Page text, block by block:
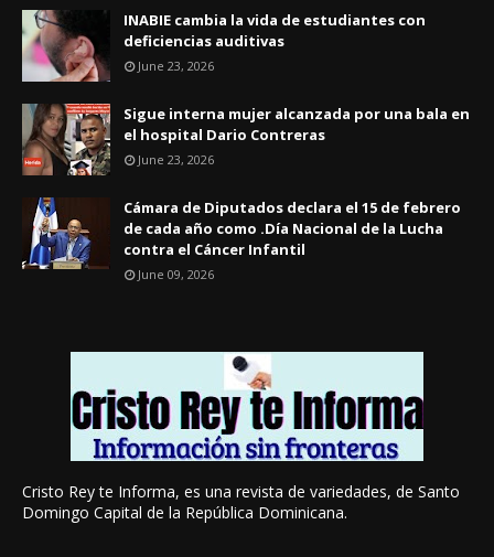
INABIE cambia la vida de estudiantes con
deficiencias auditivas
June 23, 2026
Sigue interna mujer alcanzada por una bala en
el hospital Dario Contreras
June 23, 2026
Cámara de Diputados declara el 15 de febrero
de cada año como .Día Nacional de la Lucha
contra el Cáncer Infantil
June 09, 2026
Cristo Rey te Informa, es una revista de variedades, de Santo
Domingo Capital de la República Dominicana.